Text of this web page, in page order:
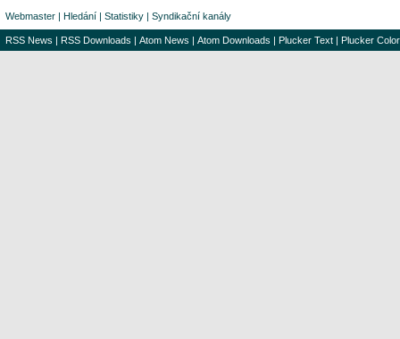
Webmaster | Hledání | Statistiky | Syndikační kanály
RSS News | RSS Downloads | Atom News | Atom Downloads | Plucker Text | Plucker Color